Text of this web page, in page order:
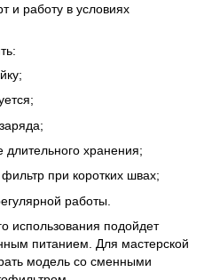
и работу в условиях
длительного хранения;
при коротких швах;
работы.
использования подойдет
питанием. Для мастерской
модель со сменными